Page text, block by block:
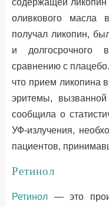
содержащей ликопин
оливкового масла
получал ликопин,
и долгосрочного
сравнению с
что прием ликопина
эритемы,
сообщила о
УФ-излучения,
пациентов,
Ретинол
Ретинол — это